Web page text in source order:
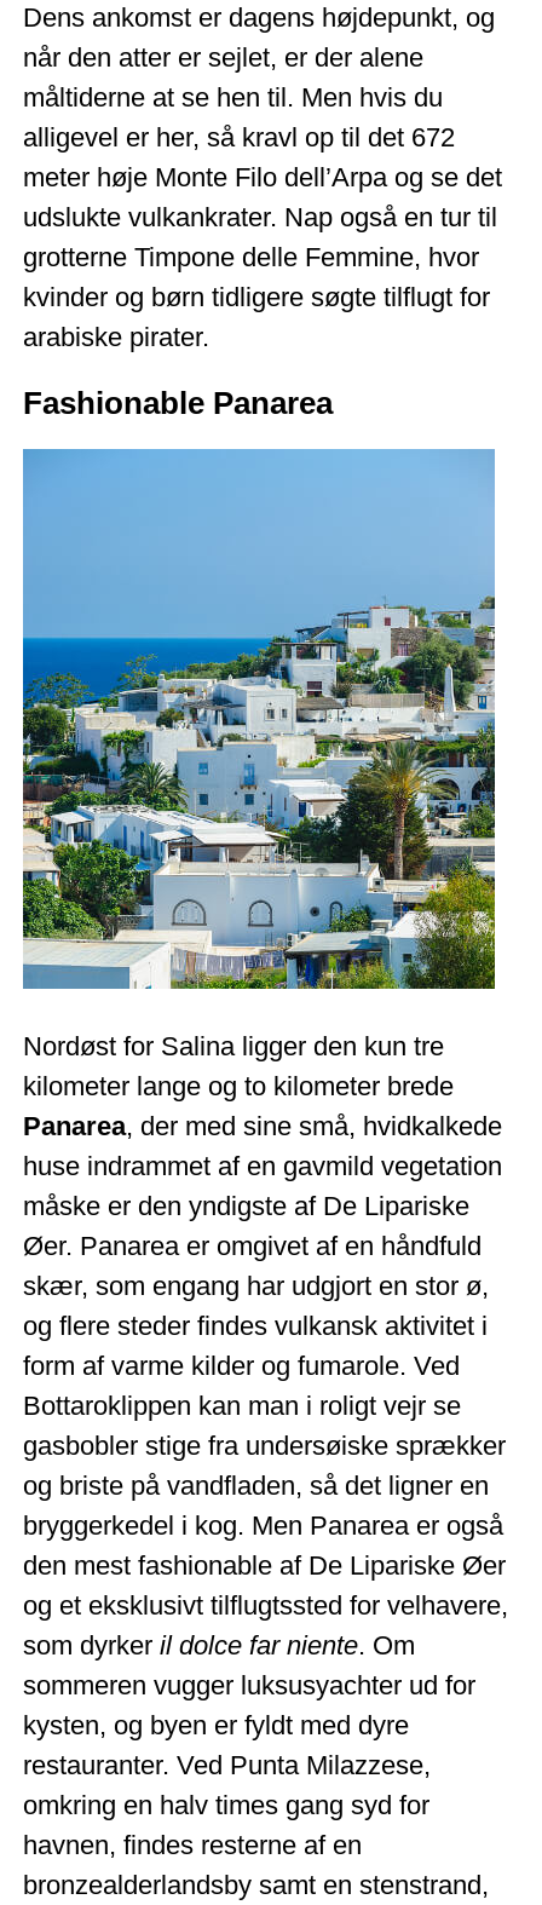
Dens ankomst er dagens højdepunkt, og
når den atter er sejlet, er der alene
måltiderne at se hen til. Men hvis du
alligevel er her, så kravl op til det 672
meter høje Monte Filo dell’Arpa og se det
udslukte vulkankrater. Nap også en tur til
grotterne Timpone delle Femmine, hvor
kvinder og børn tidligere søgte tilflugt for
arabiske pirater.
Fashionable Panarea
Nordøst for Salina ligger den kun tre
kilometer lange og to kilometer brede
Panarea, der med sine små, hvidkalkede
huse indrammet af en gavmild vegetation
måske er den yndigste af De Lipariske
Øer. Panarea er omgivet af en håndfuld
skær, som engang har udgjort en stor ø,
og flere steder findes vulkansk aktivitet i
form af varme kilder og fumarole. Ved
Bottaroklippen kan man i roligt vejr se
gasbobler stige fra undersøiske sprækker
og briste på vandfladen, så det ligner en
bryggerkedel i kog. Men Panarea er også
den mest fashionable af De Lipariske Øer
og et eksklusivt tilflugtssted for velhavere,
som dyrker il dolce far niente. Om
sommeren vugger luksusyachter ud for
kysten, og byen er fyldt med dyre
restauranter. Ved Punta Milazzese,
omkring en halv times gang syd for
havnen, findes resterne af en
bronzealderlandsby samt en stenstrand,